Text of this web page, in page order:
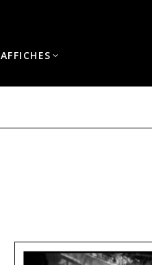
AFFICHES